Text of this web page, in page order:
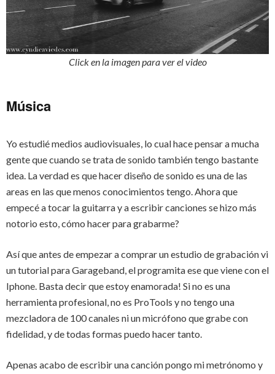
Click en la imagen para ver el video
Música
Yo estudié medios audiovisuales, lo cual hace pensar a mucha
gente que cuando se trata de sonido también tengo bastante
idea. La verdad es que hacer diseño de sonido es una de las
areas en las que menos conocimientos tengo. Ahora que
empecé a tocar la guitarra y a escribir canciones se hizo más
notorio esto, cómo hacer para grabarme?
Así que antes de empezar a comprar un estudio de grabación vi
un tutorial para Garageband, el programita ese que viene con el
Iphone. Basta decir que estoy enamorada! Si no es una
herramienta profesional, no es ProTools y no tengo una
mezcladora de 100 canales ni un micrófono que grabe con
fidelidad, y de todas formas puedo hacer tanto.
Apenas acabo de escribir una canción pongo mi metrónomo y